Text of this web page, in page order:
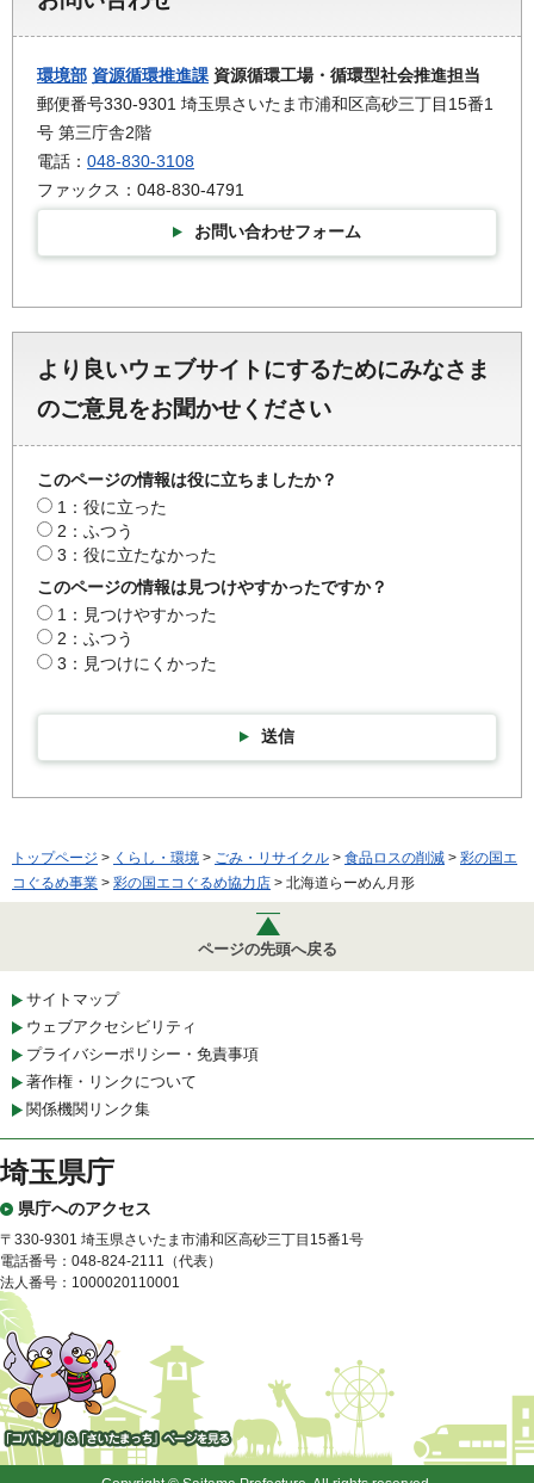
環境部 資源循環推進課 資源循環工場・循環型社会推進担当
郵便番号330-9301 埼玉県さいたま市浦和区高砂三丁目15番1
号 第三庁舎2階
電話： 048-830-3108
ファックス：048-830-4791
お問い合わせフォーム
より良いウェブサイトにするためにみなさま
のご意見をお聞かせください
このページの情報は役に立ちましたか？
1：役に立った
2：ふつう
3：役に立たなかった
このページの情報は見つけやすかったですか？
1：見つけやすかった
2：ふつう
3：見つけにくかった
送信
トップページ > くらし・環境 > ごみ・リサイクル > 食品ロスの削減 > 彩の国エ
コぐるめ事業 > 彩の国エコぐるめ協力店 > 北海道らーめん月形
ページの先頭へ戻る
サイトマップ
ウェブアクセシビリティ
プライバシーポリシー・免責事項
著作権・リンクについて
関係機関リンク集
埼玉県庁
県庁へのアクセス
〒330-9301 埼玉県さいたま市浦和区高砂三丁目15番1号
電話番号：048-824-2111（代表）
法人番号：1000020110001
「コバトン」&「さいたまっ